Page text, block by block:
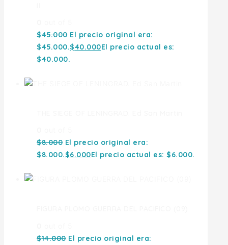
$45.000 El precio original era:
$45.000.$40.000El precio actual es:
$40.000.
$8.000 El precio original era:
$8.000.$6.000El precio actual es: $6.000.
$14.000 El precio original era: